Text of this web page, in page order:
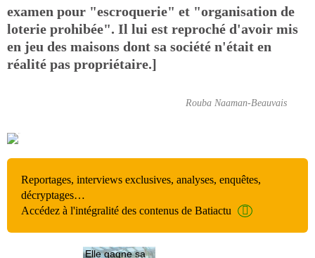
examen pour "escroquerie" et "organisation de
loterie prohibée". Il lui est reproché d'avoir mis
en jeu des maisons dont sa société n'était en
réalité pas propriétaire.]
Rouba Naaman-Beauvais
Reportages, interviews exclusives, analyses, enquêtes,
décryptages…
Accédez à l'intégralité des contenus de Batiactu
Elle gagne sa